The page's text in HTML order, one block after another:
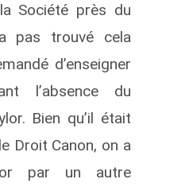
Société près du
pas trouvé cela
d’enseigner
l’absence du
Bien qu’il était
Droit Canon, on a
par un autre